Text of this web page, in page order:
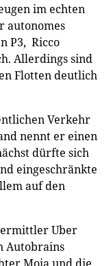
im echten
autonomes
P3, Ricco
Allerdings sind
Flotten deutlich
Verkehr
nennt er einen
dürfte sich
eingeschränkte
auf den
Uber
Autobrains